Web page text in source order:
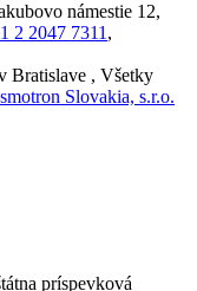
námestie 12,
2 2047 7311 ,
Bratislave , Všetky
Slovakia, s.r.o.
príspevková